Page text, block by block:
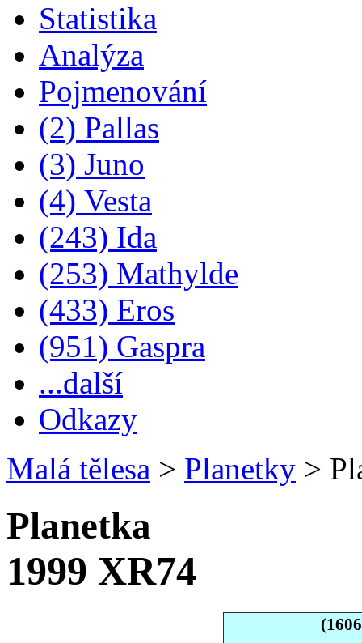
Statistika
Analýza
Pojmenování
(2) Pallas
(3) Juno
(4) Vesta
(243) Ida
(253) Mathylde
(433) Eros
(951) Gaspra
...další
Odkazy
Malá tělesa > Planetky >
Planetka
1999 XR74